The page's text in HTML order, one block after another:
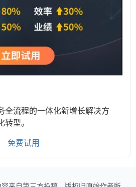
全流程的一体化新增长解决方
型。
免费试用